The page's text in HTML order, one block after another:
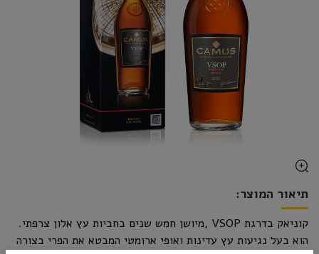
תיאור המוצר:
קוניאק בדרגת VSOP ,מיושן חמש שנים בחביות עץ אלון צרפתי.
הוא בעל נגיעות עץ עדינות ואופי ארומטי המבטא את הפרי בצורה